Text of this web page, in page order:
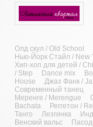
Олд скул / Old School
Нью-Йорк Стайл / New
Хип-хоп для детей /
/ Step
Dance mix
House
Джаз Фанк /
Современный танец
Меренге / Merengue
Bachata
Реггетон /
Танго
Лезгинка
Венский вальс